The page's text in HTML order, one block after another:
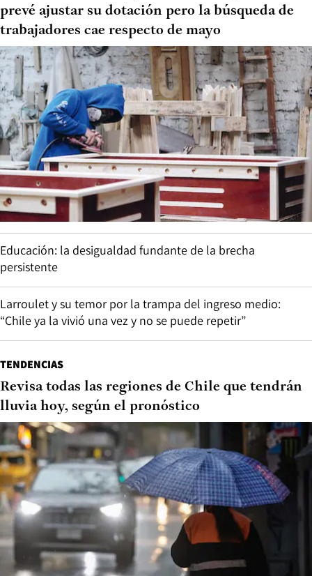
prevé ajustar su dotación pero la búsqueda de
trabajadores cae respecto de mayo
Educación: la desigualdad fundante de la brecha
persistente
Larroulet y su temor por la trampa del ingreso medio:
“Chile ya la vivió una vez y no se puede repetir”
TENDENCIAS
Revisa todas las regiones de Chile que tendrán
lluvia hoy, según el pronóstico